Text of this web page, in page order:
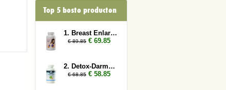
Top 5 beste producten
1. Breast Enlarger 3x
€ 89.85 € 69.85
2. Detox-Darmen 3x
€ 68.85 € 58.85